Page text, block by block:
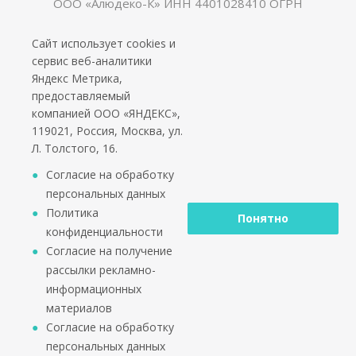
Сайт использует cookies и
сервис веб-аналитики
Яндекс Метрика,
предоставляемый
компанией ООО «ЯНДЕКС»,
119021, Россия, Москва, ул.
Л. Толстого, 16.
Согласие на обработку
персональных данных
Политика
конфиденциальности
Согласие на получение
рассылки рекламно-
информационных
материалов
Согласие на обработку
персональных данных
Понятно